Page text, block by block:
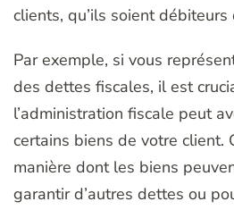
clients, qu’ils soient débiteurs
Par exemple, si vous
des dettes fiscales, il est
l’administration fiscale peut
certains biens de votre client.
manière dont les biens
garantir d’autres dettes ou